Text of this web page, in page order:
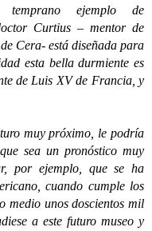
ejemplo de
Curtius – mentor de
Cera- está diseñada para
esta bella durmiente es
de Luis XV de Francia, y
muy próximo, le podría
sea un pronóstico muy
por ejemplo, que se ha
cuando cumple los
medio unos doscientos mil
a este futuro museo y